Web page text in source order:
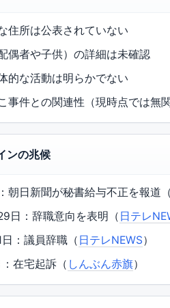
住所は公表されていない
偶者や子供）の詳細は未確認
的な活動は明らかでない
事件との関連性（現時点では無
ンの兆候
朝日新聞が秘書給与不正を報道
日：辞職意向を表明（ 日テレ
：議員辞職（ 日テレNEWS）
在宅起訴（ しんぶん赤旗）